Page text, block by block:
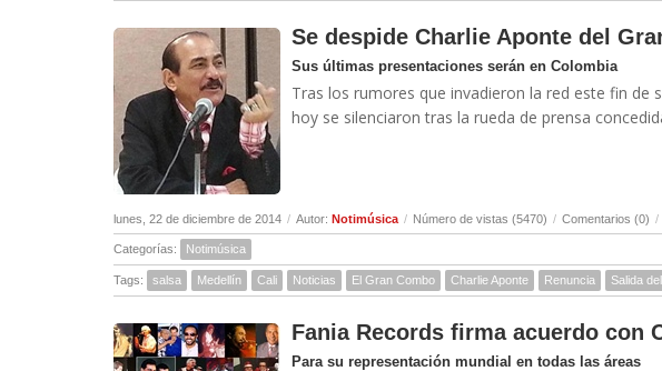
Se despide Charlie Aponte del
Sus últimas presentaciones serán en Colombia
Tras los rumores que invadieron la red este fin
hoy se silenciaron tras la rueda de prensa
lunes, 22 de diciembre de 2014 / Autor: Notimúsica / Número de vistas (5470) / Comentarios (0) /
Categorías: Notimúsica
Tags: salsa Medellín Cali Noticias El Gran Combo Charlie Aponte Renuncia Salida
Fania Records firma acuerdo con
Para su representación mundial en todas las áreas